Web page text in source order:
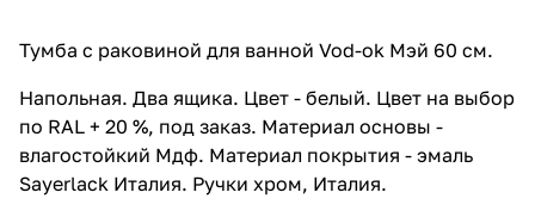
Тумба с раковиной для ванной Vod-ok Мэй 60 см.
Напольная. Два ящика. Цвет - белый. Цвет на выбор
по RAL + 20 %, под заказ. Материал основы -
влагостойкий Мдф. Материал покрытия - эмаль
Sayerlack Италия. Ручки хром, Италия.